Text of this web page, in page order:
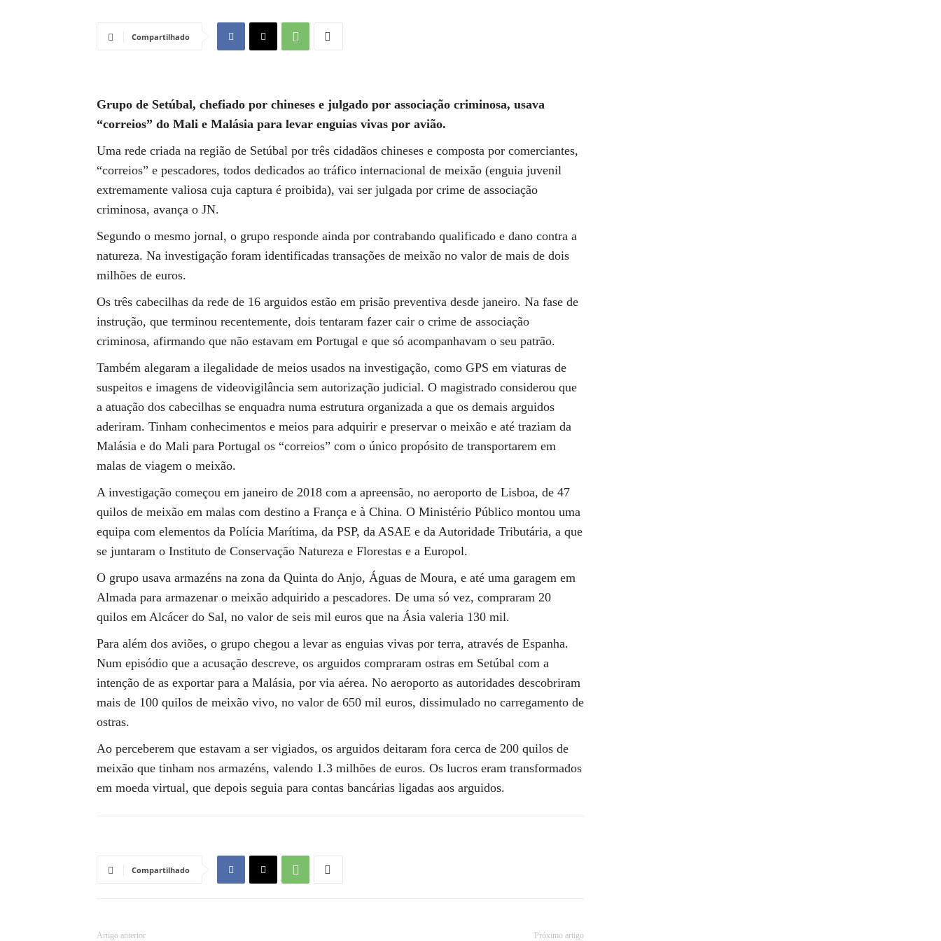
Compartilhado
Grupo de Setúbal, chefiado por chineses e julgado por associação criminosa, usava
“correios” do Mali e Malásia para levar enguias vivas por avião.
Uma rede criada na região de Setúbal por três cidadãos chineses e composta por comerciantes,
“correios” e pescadores, todos dedicados ao tráfico internacional de meixão (enguia juvenil
extremamente valiosa cuja captura é proibida), vai ser julgada por crime de associação
criminosa, avança o JN.
Segundo o mesmo jornal, o grupo responde ainda por contrabando qualificado e dano contra a
natureza. Na investigação foram identificadas transações de meixão no valor de mais de dois
milhões de euros.
Os três cabecilhas da rede de 16 arguidos estão em prisão preventiva desde janeiro. Na fase de
instrução, que terminou recentemente, dois tentaram fazer cair o crime de associação
criminosa, afirmando que não estavam em Portugal e que só acompanhavam o seu patrão.
Também alegaram a ilegalidade de meios usados na investigação, como GPS em viaturas de
suspeitos e imagens de videovigilância sem autorização judicial. O magistrado considerou que
a atuação dos cabecilhas se enquadra numa estrutura organizada a que os demais arguidos
aderiram. Tinham conhecimentos e meios para adquirir e preservar o meixão e até traziam da
Malásia e do Mali para Portugal os “correios” com o único propósito de transportarem em
malas de viagem o meixão.
A investigação começou em janeiro de 2018 com a apreensão, no aeroporto de Lisboa, de 47
quilos de meixão em malas com destino a França e à China. O Ministério Público montou uma
equipa com elementos da Polícia Marítima, da PSP, da ASAE e da Autoridade Tributária, a que
se juntaram o Instituto de Conservação Natureza e Florestas e a Europol.
O grupo usava armazéns na zona da Quinta do Anjo, Águas de Moura, e até uma garagem em
Almada para armazenar o meixão adquirido a pescadores. De uma só vez, compraram 20
quilos em Alcácer do Sal, no valor de seis mil euros que na Ásia valeria 130 mil.
Para além dos aviões, o grupo chegou a levar as enguias vivas por terra, através de Espanha.
Num episódio que a acusação descreve, os arguidos compraram ostras em Setúbal com a
intenção de as exportar para a Malásia, por via aérea. No aeroporto as autoridades descobriram
mais de 100 quilos de meixão vivo, no valor de 650 mil euros, dissimulado no carregamento de
ostras.
Ao perceberem que estavam a ser vigiados, os arguidos deitaram fora cerca de 200 quilos de
meixão que tinham nos armazéns, valendo 1.3 milhões de euros. Os lucros eram transformados
em moeda virtual, que depois seguia para contas bancárias ligadas aos arguidos.
Compartilhado
Artigo anterior Próximo artigo